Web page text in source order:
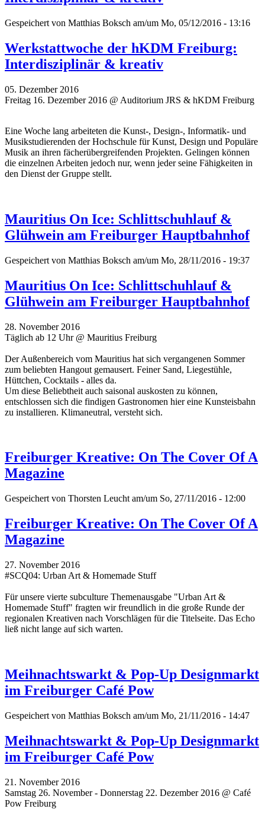
Gespeichert von Matthias Boksch am/um Mo, 05/12/2016 - 13:16
Werkstattwoche der hKDM Freiburg:
Interdisziplinär & kreativ
05. Dezember 2016
Freitag 16. Dezember 2016 @ Auditorium JRS & hKDM Freiburg
Eine Woche lang arbeiteten die Kunst-, Design-, Informatik- und
Musikstudierenden der Hochschule für Kunst, Design und Populäre
Musik an ihren fächerübergreifenden Projekten. Gelingen können
die einzelnen Arbeiten jedoch nur, wenn jeder seine Fähigkeiten in
den Dienst der Gruppe stellt.
Mauritius On Ice: Schlittschuhlauf &
Glühwein am Freiburger Hauptbahnhof
Gespeichert von Matthias Boksch am/um Mo, 28/11/2016 - 19:37
Mauritius On Ice: Schlittschuhlauf &
Glühwein am Freiburger Hauptbahnhof
28. November 2016
Täglich ab 12 Uhr @ Mauritius Freiburg
Der Außenbereich vom Mauritius hat sich vergangenen Sommer
zum beliebten Hangout gemausert. Feiner Sand, Liegestühle,
Hüttchen, Cocktails - alles da.
Um diese Beliebtheit auch saisonal auskosten zu können,
entschlossen sich die findigen Gastronomen hier eine Kunsteisbahn
zu installieren. Klimaneutral, versteht sich.
Freiburger Kreative: On The Cover Of A
Magazine
Gespeichert von Thorsten Leucht am/um So, 27/11/2016 - 12:00
Freiburger Kreative: On The Cover Of A
Magazine
27. November 2016
#SCQ04: Urban Art & Homemade Stuff
Für unsere vierte subculture Themenausgabe "Urban Art &
Homemade Stuff" fragten wir freundlich in die große Runde der
regionalen Kreativen nach Vorschlägen für die Titelseite. Das Echo
ließ nicht lange auf sich warten.
Meihnachtswarkt & Pop-Up Designmarkt
im Freiburger Café Pow
Gespeichert von Matthias Boksch am/um Mo, 21/11/2016 - 14:47
Meihnachtswarkt & Pop-Up Designmarkt
im Freiburger Café Pow
21. November 2016
Samstag 26. November - Donnerstag 22. Dezember 2016 @ Café
Pow Freiburg